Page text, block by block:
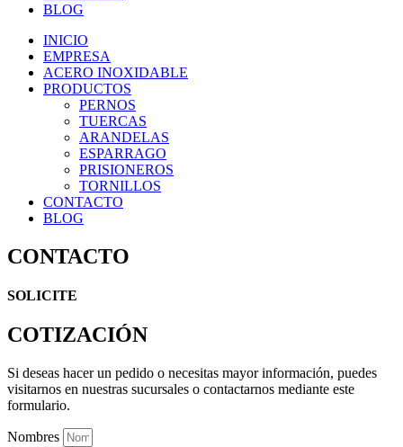
BLOG
INICIO
EMPRESA
ACERO INOXIDABLE
PRODUCTOS
PERNOS
TUERCAS
ARANDELAS
ESPARRAGO
PRISIONEROS
TORNILLOS
CONTACTO
BLOG
CONTACTO
SOLICITE
COTIZACIÓN
Si deseas hacer un pedido o necesitas mayor información, puedes
visitarnos en nuestras sucursales o contactarnos mediante este
formulario.
Nombres